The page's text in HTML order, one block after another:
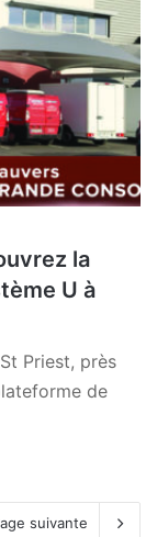
la
U à
Priest, près
de
suivante